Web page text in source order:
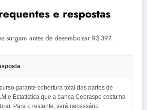
e respostas
surgam antes de desembolsar R$ 397.
garante cobertura total das partes de
e Estatística que a banca Cebraspe costuma
Para o restante, será necessário